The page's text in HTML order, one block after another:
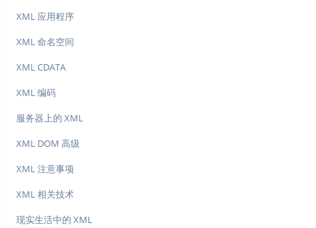
XML 应用程序
XML 命名空间
XML CDATA
XML 编码
服务器上的 XML
XML DOM 高级
XML 注意事项
XML 相关技术
现实生活中的 XML